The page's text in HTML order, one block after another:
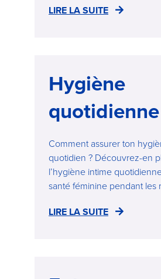
LIRE LA SUITE
Hygiène
quotidienne
Comment assurer ton
quotidien ? Découvrez-en
l’hygiène intime
santé féminine pendant les
LIRE LA SUITE